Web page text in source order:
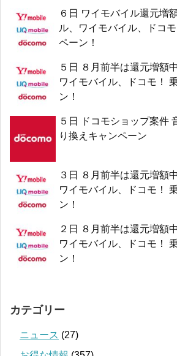
６日 ワイモバイル還元増
ル、ワイモバイル、ドコ
ペーン！
５日 ８月前半は還元増額
ワイモバイル、ドコモ！
ン！
５日 ドコモショップ案件
り換えキャンペーン
３日 ８月前半は還元増額
ワイモバイル、ドコモ！
ン！
２日 ８月前半は還元増額
ワイモバイル、ドコモ！
ン！
カテゴリー
ニュース (27)